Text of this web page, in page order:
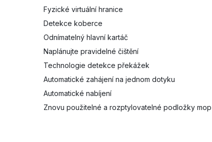
Fyzické virtuální hranice
Detekce koberce
Odnímatelný hlavní kartáč
Naplánujte pravidelné čištění
Technologie detekce překážek
Automatické zahájení na jednom dotyku
Automatické nabíjení
Znovu použitelné a rozptylovatelné podložky mop